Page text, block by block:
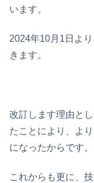
います。
2024年10月1日よ
きます。
改訂します理由と
たことにより、よ
になったからです。
これからも更に、